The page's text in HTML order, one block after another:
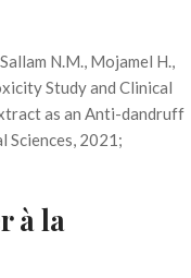
N.M., Mojamel H.,
Study and Clinical
as an Anti-dandruff
Sciences, 2021;
à la